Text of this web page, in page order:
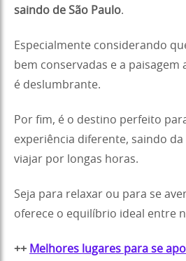
saindo de São Paulo.
Especialmente considerando
bem conservadas e a paisagem
é deslumbrante.
Por fim, é o destino perfeito
experiência diferente, saindo
viajar por longas horas.
Seja para relaxar ou para se
oferece o equilíbrio ideal entre
++ Melhores lugares para se